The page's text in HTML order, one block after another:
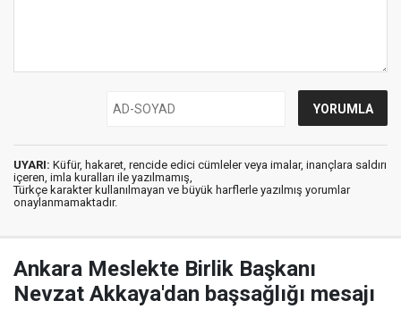
UYARI: Küfür, hakaret, rencide edici cümleler veya imalar, inançlara saldırı
içeren, imla kuralları ile yazılmamış,
Türkçe karakter kullanılmayan ve büyük harflerle yazılmış yorumlar
onaylanmamaktadır.
Ankara Meslekte Birlik Başkanı
Nevzat Akkaya'dan başsağlığı mesajı